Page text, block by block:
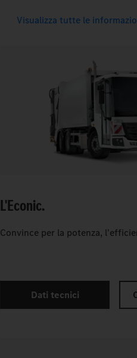
Visualizza tutte le
L'Econic.
Convince per la potenza,
Dati tecnici